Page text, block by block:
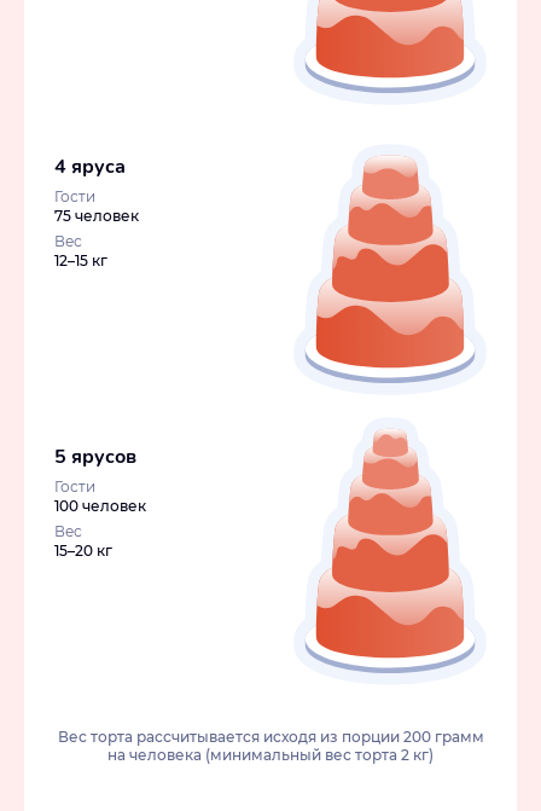
4 яруса
Гости
75 человек
Вес
12–15 кг
5 ярусов
Гости
100 человек
Вес
15–20 кг
Вес торта рассчитывается исходя из порции 200 грамм
на человека (минимальный вес торта 2 кг)